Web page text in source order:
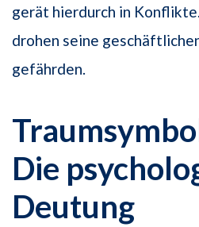
gerät hierdurch in
drohen seine
gefährden.
Die
Deutung